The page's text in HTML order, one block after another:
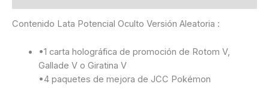
Contenido Lata Potencial Oculto Versión Aleatoria :
•1 carta holográfica de promoción de Rotom V,
Gallade V o Giratina V
•4 paquetes de mejora de JCC Pokémon